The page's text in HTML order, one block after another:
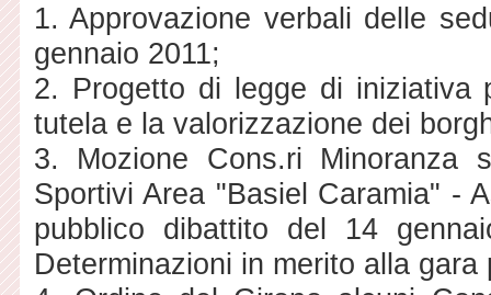
1. Approvazione verbali delle
gennaio 2011;
2. Progetto di legge di iniziativa
tutela e la valorizzazione dei
3. Mozione Cons.ri Minoranza
Sportivi Area "Basiel Caramia" -
pubblico dibattito del 14
Determinazioni in merito alla